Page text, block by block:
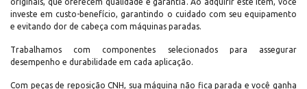
originais, que oferecem qualidade e garantia. Ao adquirir este item, você
investe em custo-benefício, garantindo o cuidado com seu equipamento
e evitando dor de cabeça com máquinas paradas.
Trabalhamos com componentes selecionados para assegurar
desempenho e durabilidade em cada aplicação.
Com peças de reposição CNH, sua máquina não fica parada e você ganha